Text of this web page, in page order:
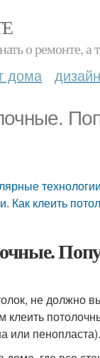
о ремонте,
дома дизайн
Как клеить
не должно
клеить
или пенопласта).